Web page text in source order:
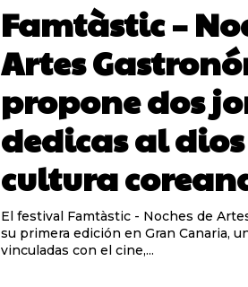
Famtàstic –
Artes
propone dos
dedicas al
cultura
El festival Famtàstic - Noches de
su primera edición en Gran Canaria,
vinculadas con el cine,...